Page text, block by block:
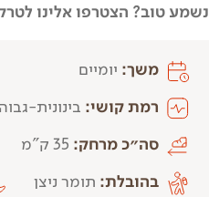
נשמע טוב? הצטרפו אלינו
משך: יומיים
רמת קושי: בינונית-
סה״כ מרחק:
בהובלת: תומר ניצן